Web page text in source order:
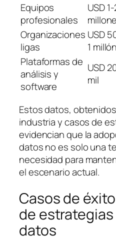
Equipos
profesionales
USD
Organizaciones
ligas
USD
1 millón
Plataformas de
análisis y
software
USD
mil
Estos datos,
industria y casos de
evidencian que la
datos no es solo una
necesidad para
el escenario actual.
Casos de
de
datos